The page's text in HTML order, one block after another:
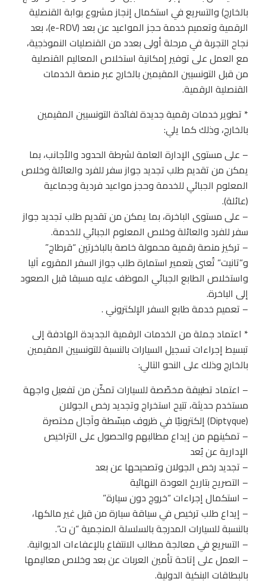
بالخارج) والتسريع في استكمال إنجاز مشروع بوابة القنصلية
الرقمية وتعميم خدمة حجز المواعيد عن بعد (e-RDV)، بعد
نجاح التجربة في مرحلة أولى بعدد من القنصليات النموذجية،
مع العمل على توفير إمكانية استخلاص المعاليم القنصلية
من قبل التونسيين المقيمين بالخارج عبر منصة الخدمات
القنصلية الرقمية.
* تطوير خدمات رقمية جديدة لفائدة التونسيين المقيمين
بالخارج، وذلك كما يلي:
– على مستوى الإدارة العامة لشرطة الحدود والأجانب، بما
يمكن من تقديم طلب تجديد جواز سفر للفرد والعائلة وخلاص
المعلوم الجبائي للخدمة وحجز مواعيد فردية وجماعية
(عائلة).
– على مستوى الباخرة، بما يمكن من تقديم طلب تجديد جواز
سفر للفرد والعائلة وخلاص المعلوم الجبائي للخدمة.
– تركيز منصة رقمية محمولة خاصة بالباخرتين “قرطاج”
و”تانيت” تُعنى بتعمير استمارة طلب جواز السفر المقروء آليا
واستخلاص الطابع الجبائي الموظف عليه مسبقا قبل الصعود
إلى الباخرة.
– تعميم خدمة طابع السفر الإلكتروني .
* اعتماد جملة من الخدمات الرقمية الجديدة الهادفة إلى
تبسيط إجراءات تسجيل السيارات بالنسبة للتونسيين المقيمين
بالخارج وذلك على النحو التالي:
– اعتماد تطبيقة مخصّصة للسيارات تمكّن من تفعيل واجهة
مستخدم حديثة، تتيح استخراج وتجديد رخص الجولان
(Diptyque) إلكترونيًا في ظروف مبسّطة وآجال مختصرة
– تمكينهم من إيداع مطالبهم والحصول على التراخيص
الإدارية عن بُعد
– تجديد رخص الجولان وتصحيحها عن بعد
– التصريح بتاريخ العودة النهائية
– استكمال إجراءات “خروج دون سيارة”
– إيداع طلب ترخيص في سياقة سيارة من قبل غير مالكها،
بالنسبة للسيارات المدرجة بالسلسلة المنجمية “ن ت”.
– التسريع في معالجة مطالب الانتفاع بالإعفاءات الديوانية.
– العمل على إتاحة تأمين العربات عن بعد وخلاص معاليمها
بالبطاقات البنكية الدولية.